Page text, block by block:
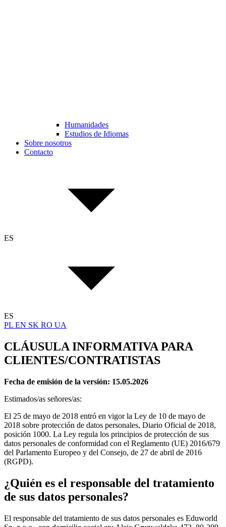
Humanidades
Estudios de Idiomas
Sobre nosotros
Contacto
ES
ES
PL EN SK RO UA
CLÁUSULA INFORMATIVA PARA
CLIENTES/CONTRATISTAS
Fecha de emisión de la versión: 15.05.2026
Estimados/as señores/as:
El 25 de mayo de 2018 entró en vigor la Ley de 10 de mayo de
2018 sobre protección de datos personales, Diario Oficial de 2018,
posición 1000. La Ley regula los principios de protección de sus
datos personales de conformidad con el Reglamento (UE) 2016/679
del Parlamento Europeo y del Consejo, de 27 de abril de 2016
(RGPD).
¿Quién es el responsable del tratamiento
de sus datos personales?
El responsable del tratamiento de sus datos personales es Eduworld